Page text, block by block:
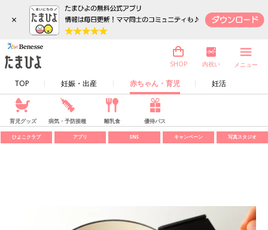
×
TOP 妊娠・出産 赤ちゃん・育児 妊活
SHOP 内祝い メニュー
育児グッズ 病気・予防接種 離乳食 優待パス
ひよこクラブ アプリ SNS キャンペーン 写真スタジオ